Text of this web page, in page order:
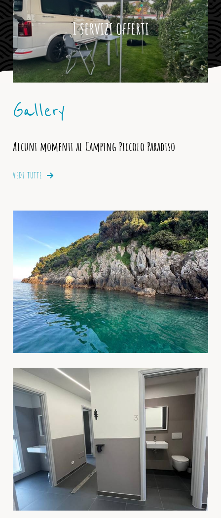
I servizi offerti
Gallery
Alcuni momenti al Camping Piccolo Paradiso
VEDI TUTTE